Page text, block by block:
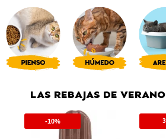
LAS REBAJAS DE
-10%